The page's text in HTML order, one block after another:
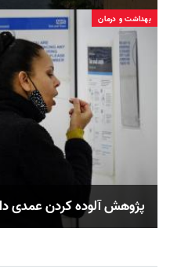
بهداشت و درمان
پژوهش آلوده کردن عمدی